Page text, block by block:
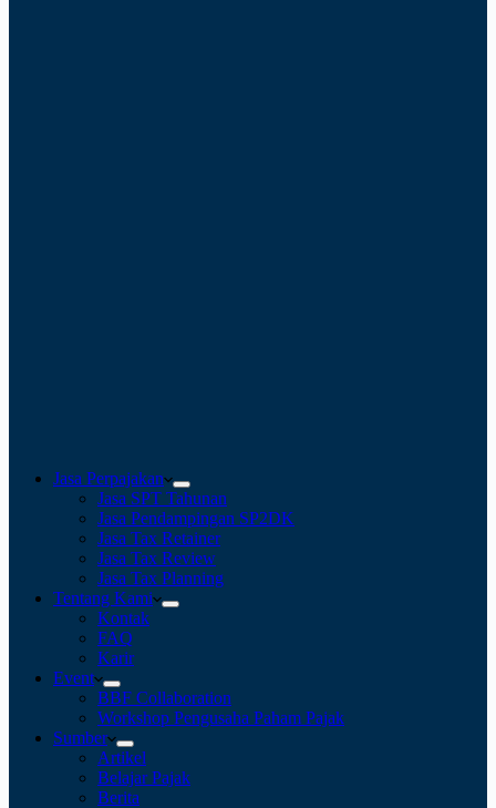
Jasa Perpajakan
Jasa SPT Tahunan
Jasa Pendampingan SP2DK
Jasa Tax Retainer
Jasa Tax Review
Jasa Tax Planning
Tentang Kami
Kontak
FAQ
Karir
Event
BBF Collaboration
Workshop Pengusaha Paham Pajak
Sumber
Artikel
Belajar Pajak
Berita